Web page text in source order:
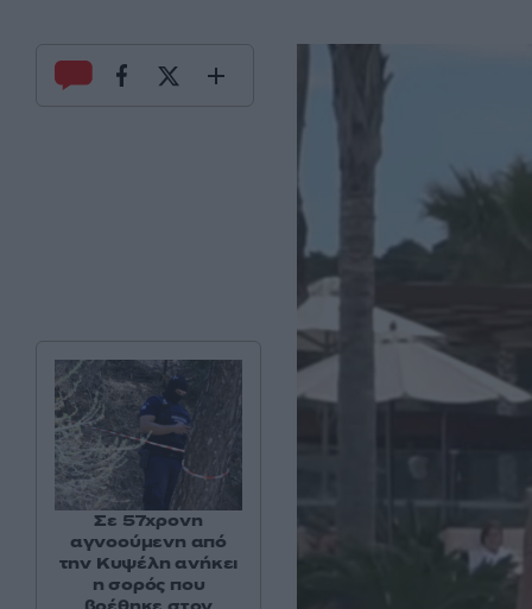
Σε 57χρονη
αγνοούμενη από
την Κυψέλη ανήκει
η σορός που